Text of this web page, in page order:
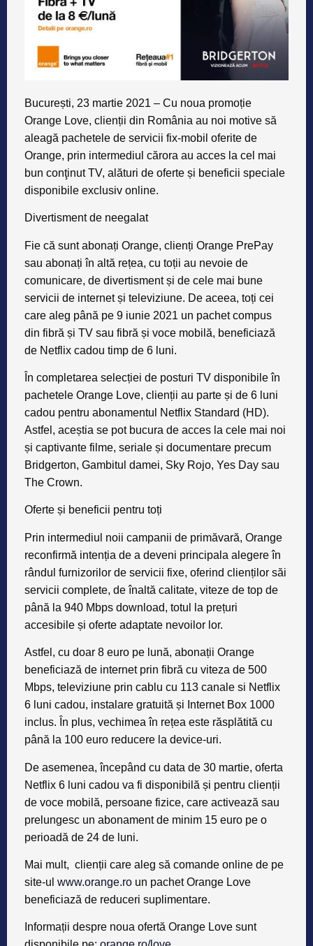
București, 23 martie 2021 – Cu noua promoție
Orange Love, clienții din România au noi motive să
aleagă pachetele de servicii fix-mobil oferite de
Orange, prin intermediul cărora au acces la cel mai
bun conţinut TV, alături de oferte și beneficii speciale
disponibile exclusiv online.
Divertisment de neegalat
Fie că sunt abonați Orange, clienți Orange PrePay
sau abonați în altă rețea, cu toții au nevoie de
comunicare, de divertisment și de cele mai bune
servicii de internet și televiziune. De aceea, toți cei
care aleg până pe 9 iunie 2021 un pachet compus
din fibră și TV sau fibră și voce mobilă, beneficiază
de Netflix cadou timp de 6 luni.
În completarea selecției de posturi TV disponibile în
pachetele Orange Love, clienții au parte și de 6 luni
cadou pentru abonamentul Netflix Standard (HD).
Astfel, aceștia se pot bucura de acces la cele mai noi
și captivante filme, seriale și documentare precum
Bridgerton, Gambitul damei, Sky Rojo, Yes Day sau
The Crown.
Oferte și beneficii pentru toți
Prin intermediul noii campanii de primăvară, Orange
reconfirmă intenția de a deveni principala alegere în
rândul furnizorilor de servicii fixe, oferind clienților săi
servicii complete, de înaltă calitate, viteze de top de
până la 940 Mbps download, totul la prețuri
accesibile și oferte adaptate nevoilor lor.
Astfel, cu doar 8 euro pe lună, abonații Orange
beneficiază de internet prin fibră cu viteza de 500
Mbps, televiziune prin cablu cu 113 canale si Netflix
6 luni cadou, instalare gratuită și Internet Box 1000
inclus. În plus, vechimea în rețea este răsplătită cu
până la 100 euro reducere la device-uri.
De asemenea, începând cu data de 30 martie, oferta
Netflix 6 luni cadou va fi disponibilă și pentru clienții
de voce mobilă, persoane fizice, care activează sau
prelungesc un abonament de minim 15 euro pe o
perioadă de 24 de luni.
Mai mult, clienții care aleg să comande online de pe
site-ul www.orange.ro un pachet Orange Love
beneficiază de reduceri suplimentare.
Informații despre noua ofertă Orange Love sunt